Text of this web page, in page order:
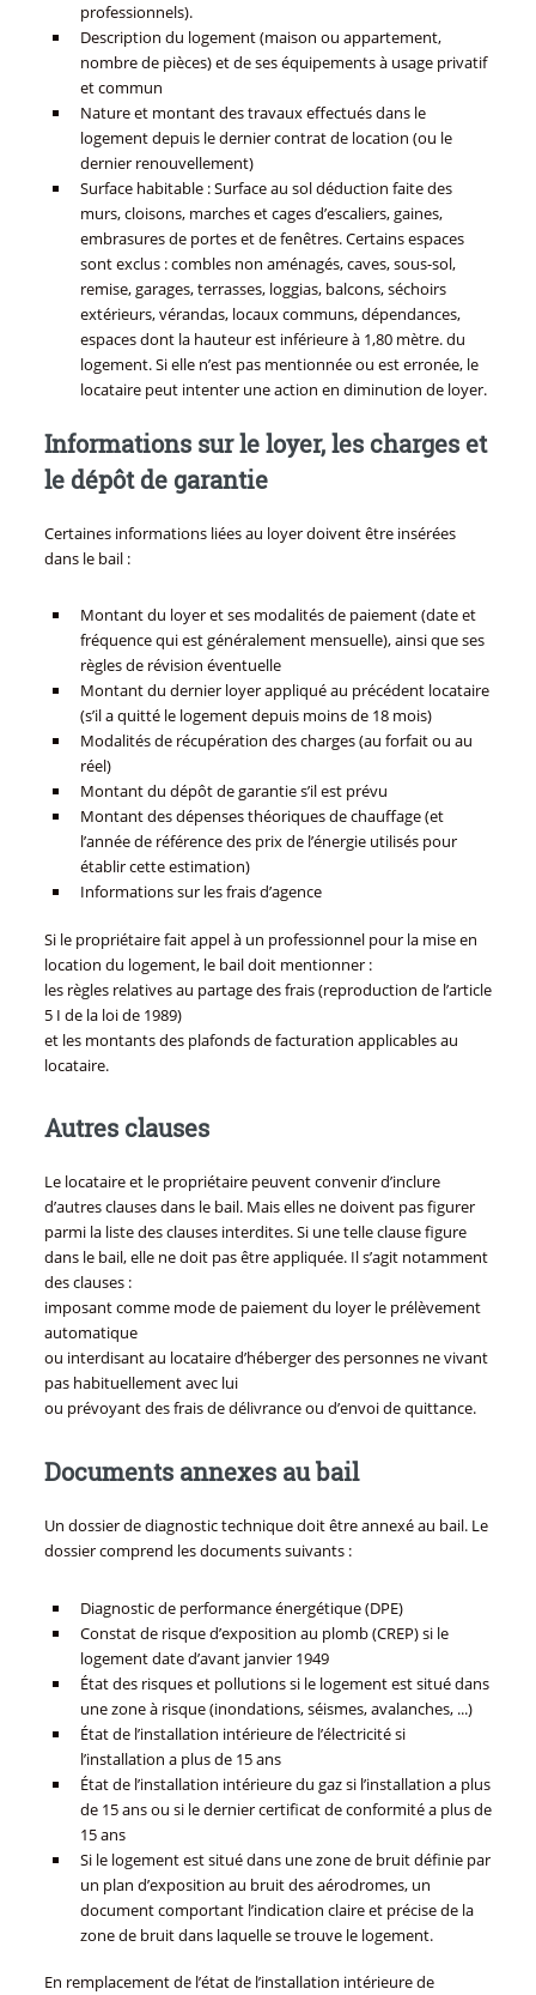
professionnels).
Description du logement (maison ou appartement,
nombre de pièces) et de ses équipements à usage privatif
et commun
Nature et montant des travaux effectués dans le
logement depuis le dernier contrat de location (ou le
dernier renouvellement)
Surface habitable : Surface au sol déduction faite des
murs, cloisons, marches et cages d’escaliers, gaines,
embrasures de portes et de fenêtres. Certains espaces
sont exclus : combles non aménagés, caves, sous-sol,
remise, garages, terrasses, loggias, balcons, séchoirs
extérieurs, vérandas, locaux communs, dépendances,
espaces dont la hauteur est inférieure à 1,80 mètre. du
logement. Si elle n’est pas mentionnée ou est erronée, le
locataire peut intenter une action en diminution de loyer.
Informations sur le loyer, les charges et
le dépôt de garantie
Certaines informations liées au loyer doivent être insérées
dans le bail :
Montant du loyer et ses modalités de paiement (date et
fréquence qui est généralement mensuelle), ainsi que ses
règles de révision éventuelle
Montant du dernier loyer appliqué au précédent locataire
(s’il a quitté le logement depuis moins de 18 mois)
Modalités de récupération des charges (au forfait ou au
réel)
Montant du dépôt de garantie s’il est prévu
Montant des dépenses théoriques de chauffage (et
l’année de référence des prix de l’énergie utilisés pour
établir cette estimation)
Informations sur les frais d’agence
Si le propriétaire fait appel à un professionnel pour la mise en
location du logement, le bail doit mentionner :
les règles relatives au partage des frais (reproduction de l’article
5 I de la loi de 1989)
et les montants des plafonds de facturation applicables au
locataire.
Autres clauses
Le locataire et le propriétaire peuvent convenir d’inclure
d’autres clauses dans le bail. Mais elles ne doivent pas figurer
parmi la liste des clauses interdites. Si une telle clause figure
dans le bail, elle ne doit pas être appliquée. Il s’agit notamment
des clauses :
imposant comme mode de paiement du loyer le prélèvement
automatique
ou interdisant au locataire d’héberger des personnes ne vivant
pas habituellement avec lui
ou prévoyant des frais de délivrance ou d’envoi de quittance.
Documents annexes au bail
Un dossier de diagnostic technique doit être annexé au bail. Le
dossier comprend les documents suivants :
Diagnostic de performance énergétique (DPE)
Constat de risque d’exposition au plomb (CREP) si le
logement date d’avant janvier 1949
État des risques et pollutions si le logement est situé dans
une zone à risque (inondations, séismes, avalanches, ...)
État de l’installation intérieure de l’électricité si
l’installation a plus de 15 ans
État de l’installation intérieure du gaz si l’installation a plus
de 15 ans ou si le dernier certificat de conformité a plus de
15 ans
Si le logement est situé dans une zone de bruit définie par
un plan d’exposition au bruit des aérodromes, un
document comportant l’indication claire et précise de la
zone de bruit dans laquelle se trouve le logement.
En remplacement de l’état de l’installation intérieure de